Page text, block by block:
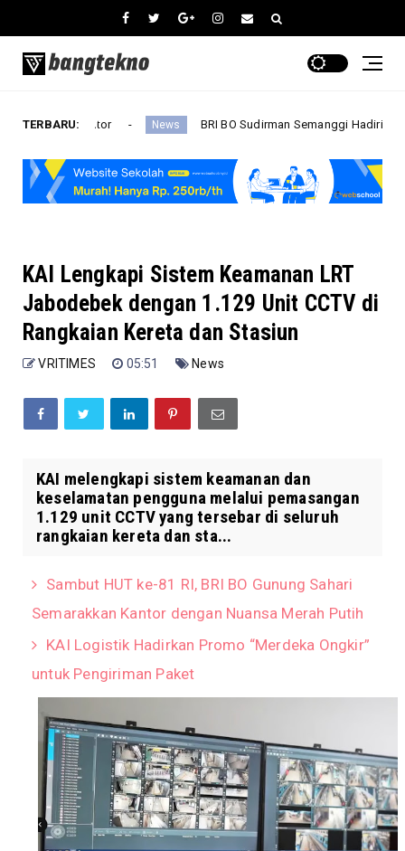
TERBARU:
Kantor News BRI BO Sudirman Semanggi Hadiri Peresmian
KAI Lengkapi Sistem Keamanan LRT
Jabodebek dengan 1.129 Unit CCTV di
Rangkaian Kereta dan Stasiun
VRITIMES 05:51 News
KAI melengkapi sistem keamanan dan
keselamatan pengguna melalui pemasangan
1.129 unit CCTV yang tersebar di seluruh
rangkaian kereta dan sta...
Sambut HUT ke-81 RI, BRI BO Gunung Sahari
Semarakkan Kantor dengan Nuansa Merah Putih
KAI Logistik Hadirkan Promo “Merdeka Ongkir”
untuk Pengiriman Paket